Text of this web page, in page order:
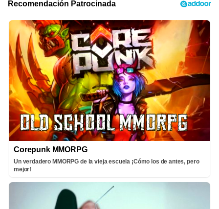
Corepunk MMORPG
Un verdadero MMORPG de la vieja escuela ¡Cómo los de antes, pero
mejor!